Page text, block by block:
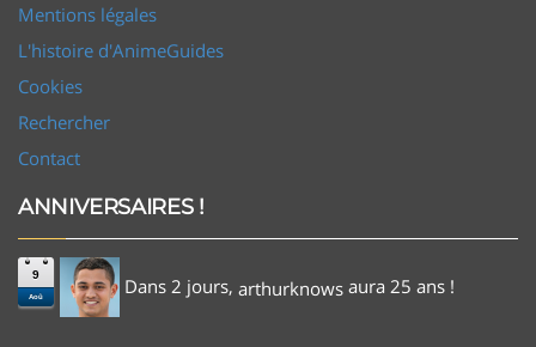
Mentions légales
L'histoire d'AnimeGuides
Cookies
Rechercher
Contact
ANNIVERSAIRES !
9
Aoû Dans 2 jours, arthurknows aura 25 ans !